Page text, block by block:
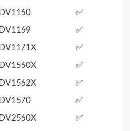
DV1160 ✅
DV1169 ✅
DV1171X ✅
DV1560X ✅
DV1562X ✅
DV1570 ✅
DV2560X ✅